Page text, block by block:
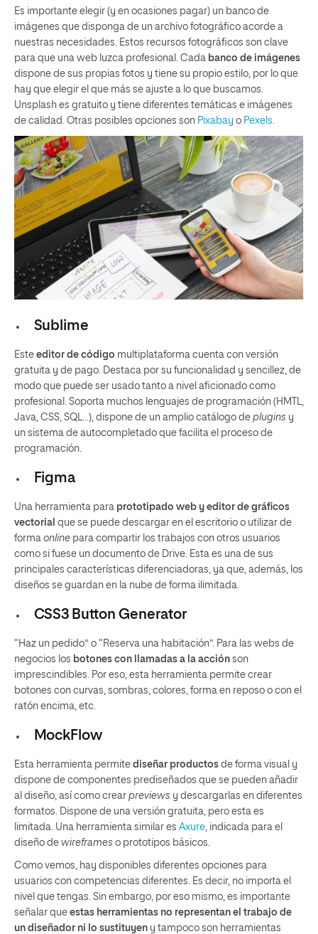
Es importante elegir (y en ocasiones pagar) un banco de
imágenes que disponga de un archivo fotográfico acorde a
nuestras necesidades. Estos recursos fotográficos son clave
para que una web luzca profesional. Cada banco de imágenes
dispone de sus propias fotos y tiene su propio estilo, por lo que
hay que elegir el que más se ajuste a lo que buscamos.
Unsplash es gratuito y tiene diferentes temáticas e imágenes
de calidad. Otras posibles opciones son Pixabay o Pexels.
Sublime
Este editor de código multiplataforma cuenta con versión
gratuita y de pago. Destaca por su funcionalidad y sencillez, de
modo que puede ser usado tanto a nivel aficionado como
profesional. Soporta muchos lenguajes de programación (HMTL,
Java, CSS, SQL…), dispone de un amplio catálogo de plugins y
un sistema de autocompletado que facilita el proceso de
programación.
Figma
Una herramienta para prototipado web y editor de gráficos
vectorial que se puede descargar en el escritorio o utilizar de
forma online para compartir los trabajos con otros usuarios
como si fuese un documento de Drive. Esta es una de sus
principales características diferenciadoras, ya que, además, los
diseños se guardan en la nube de forma ilimitada.
CSS3 Button Generator
“Haz un pedido” o “Reserva una habitación”. Para las webs de
negocios los botones con llamadas a la acción son
imprescindibles. Por eso, esta herramienta permite crear
botones con curvas, sombras, colores, forma en reposo o con el
ratón encima, etc.
MockFlow
Esta herramienta permite diseñar productos de forma visual y
dispone de componentes prediseñados que se pueden añadir
al diseño, así como crear previews y descargarlas en diferentes
formatos. Dispone de una versión gratuita, pero esta es
limitada. Una herramienta similar es Axure , indicada para el
diseño de wireframes o prototipos básicos.
Como vemos, hay disponibles diferentes opciones para
usuarios con competencias diferentes. Es decir, no importa el
nivel que tengas. Sin embargo, por eso mismo, es importante
señalar que estas herramientas no representan el trabajo de
un diseñador ni lo sustituyen y tampoco son herramientas